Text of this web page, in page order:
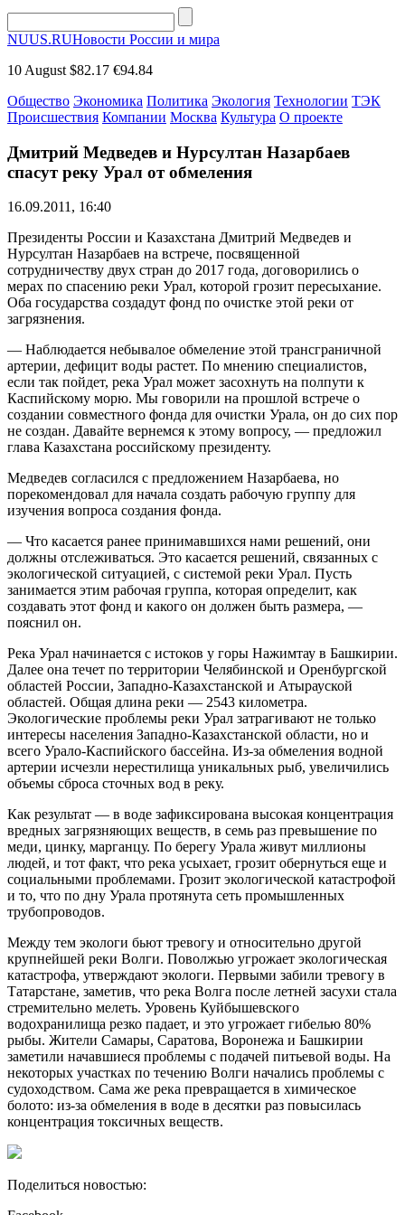
NUUS.RUНовости России и мира
10 August $82.17 €94.84
Общество Экономика Политика Экология Технологии ТЭК
Происшествия Компании Москва Культура О проекте
Дмитрий Медведев и Нурсултан Назарбаев
спасут реку Урал от обмеления
16.09.2011, 16:40
Президенты России и Казахстана Дмитрий Медведев и
Нурсултан Назарбаев на встрече, посвященной
сотрудничеству двух стран до 2017 года, договорились о
мерах по спасению реки Урал, которой грозит пересыхание.
Оба государства создадут фонд по очистке этой реки от
загрязнения.
— Наблюдается небывалое обмеление этой трансграничной
артерии, дефицит воды растет. По мнению специалистов,
если так пойдет, река Урал может засохнуть на полпути к
Каспийскому морю. Мы говорили на прошлой встрече о
создании совместного фонда для очистки Урала, он до сих пор
не создан. Давайте вернемся к этому вопросу, — предложил
глава Казахстана российскому президенту.
Медведев согласился с предложением Назарбаева, но
порекомендовал для начала создать рабочую группу для
изучения вопроса создания фонда.
— Что касается ранее принимавшихся нами решений, они
должны отслеживаться. Это касается решений, связанных с
экологической ситуацией, с системой реки Урал. Пусть
занимается этим рабочая группа, которая определит, как
создавать этот фонд и какого он должен быть размера, —
пояснил он.
Река Урал начинается с истоков у горы Нажимтау в Башкирии.
Далее она течет по территории Челябинской и Оренбургской
областей России, Западно-Казахстанской и Атырауской
областей. Общая длина реки — 2543 километра.
Экологические проблемы реки Урал затрагивают не только
интересы населения Западно-Казахстанской области, но и
всего Урало-Каспийского бассейна. Из-за обмеления водной
артерии исчезли нерестилища уникальных рыб, увеличились
объемы сброса сточных вод в реку.
Как результат — в воде зафиксирована высокая концентрация
вредных загрязняющих веществ, в семь раз превышение по
меди, цинку, марганцу. По берегу Урала живут миллионы
людей, и тот факт, что река усыхает, грозит обернуться еще и
социальными проблемами. Грозит экологической катастрофой
и то, что по дну Урала протянута сеть промышленных
трубопроводов.
Между тем экологи бьют тревогу и относительно другой
крупнейшей реки Волги. Поволжью угрожает экологическая
катастрофа, утверждают экологи. Первыми забили тревогу в
Татарстане, заметив, что река Волга после летней засухи стала
стремительно мелеть. Уровень Куйбышевского
водохранилища резко падает, и это угрожает гибелью 80%
рыбы. Жители Самары, Саратова, Воронежа и Башкирии
заметили начавшиеся проблемы с подачей питьевой воды. На
некоторых участках по течению Волги начались проблемы с
судоходством. Сама же река превращается в химическое
болото: из-за обмеления в воде в десятки раз повысилась
концентрация токсичных веществ.
Поделиться новостью: